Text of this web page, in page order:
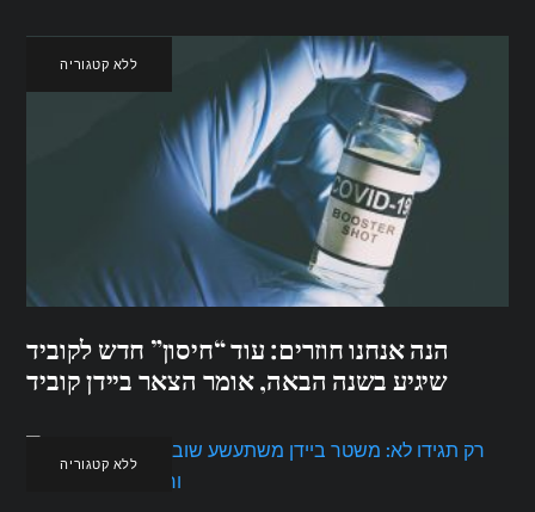
ללא קטגוריה
הנה אנחנו חוזרים: עוד “חיסון” חדש לקוביד
שיגיע בשנה הבאה, אומר הצאר ביידן קוביד
ללא קטגוריה